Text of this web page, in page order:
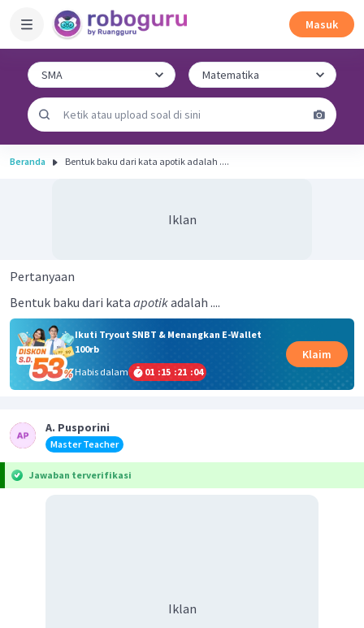
Masuk
Beranda Bentuk baku dari kata apotik adalah ....
Iklan
Pertanyaan
Bentuk baku dari kata apotikadalah ....
Ikuti Tryout SNBT & Menangkan E-Wallet
100rb
Habis dalam
01 :15 :21 :04
Klaim
A. Pusporini
Master Teacher
Jawaban terverifikasi
Iklan